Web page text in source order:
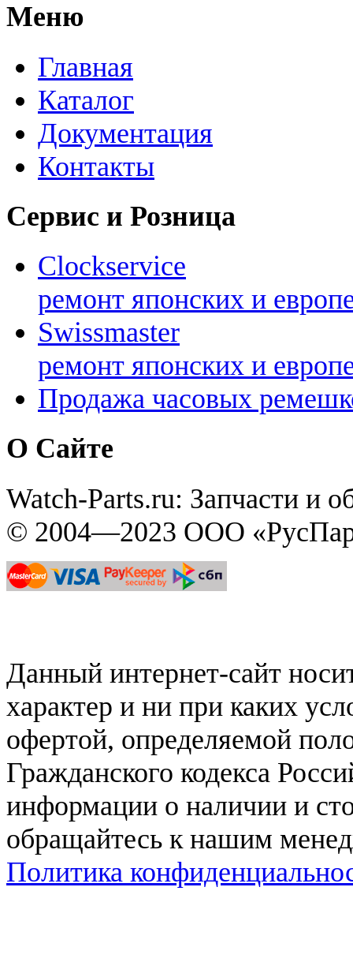
Меню
Главная
Каталог
Документация
Контакты
Сервис и Розница
Clockservice
ремонт японских и
Swissmaster
ремонт японских и
Продажа часовых
О Сайте
Watch-Parts.ru: Запчасти и
© 2004—2023 ООО
Данный интернет-сайт
характер и ни при каких
офертой, определяемой
Гражданского кодекса
информации о наличии и
обращайтесь к нашим
Политика